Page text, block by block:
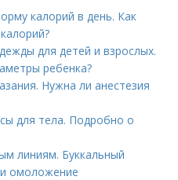
калорий в день. Как
для детей и взрослых.
ребенка?
Нужна ли анестезия
для тела. Подробно о
линиям. Буккальный
омоложение